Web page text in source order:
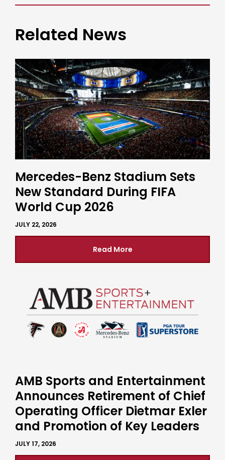
Related News
Mercedes-Benz Stadium Sets
New Standard During FIFA
World Cup 2026
JULY 22, 2026
Read More
AMB Sports and Entertainment
Announces Retirement of Chief
Operating Officer Dietmar Exler
and Promotion of Key Leaders
JULY 17, 2026